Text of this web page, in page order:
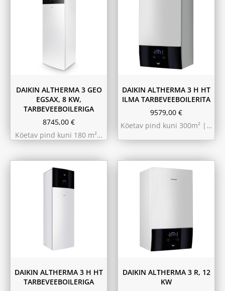
DAIKIN ALTHERMA 3 GEO
EGSAX, 8 KW,
TARBEVEEBOILERIGA
8745,00 €
Köetav pind kuni 180 m²…
10.44 kW 260m²
9.75 kW 220m²
DAIKIN ALTHERMA 3 H HT
ILMA TARBEVEEBOILERITA
9579,00 €
Köetav pind kuni 300m² |…
230L
DAIKIN ALTHERMA 3 H HT
TARBEVEEBOILERIGA
DAIKIN ALTHERMA 3 R, 12
KW